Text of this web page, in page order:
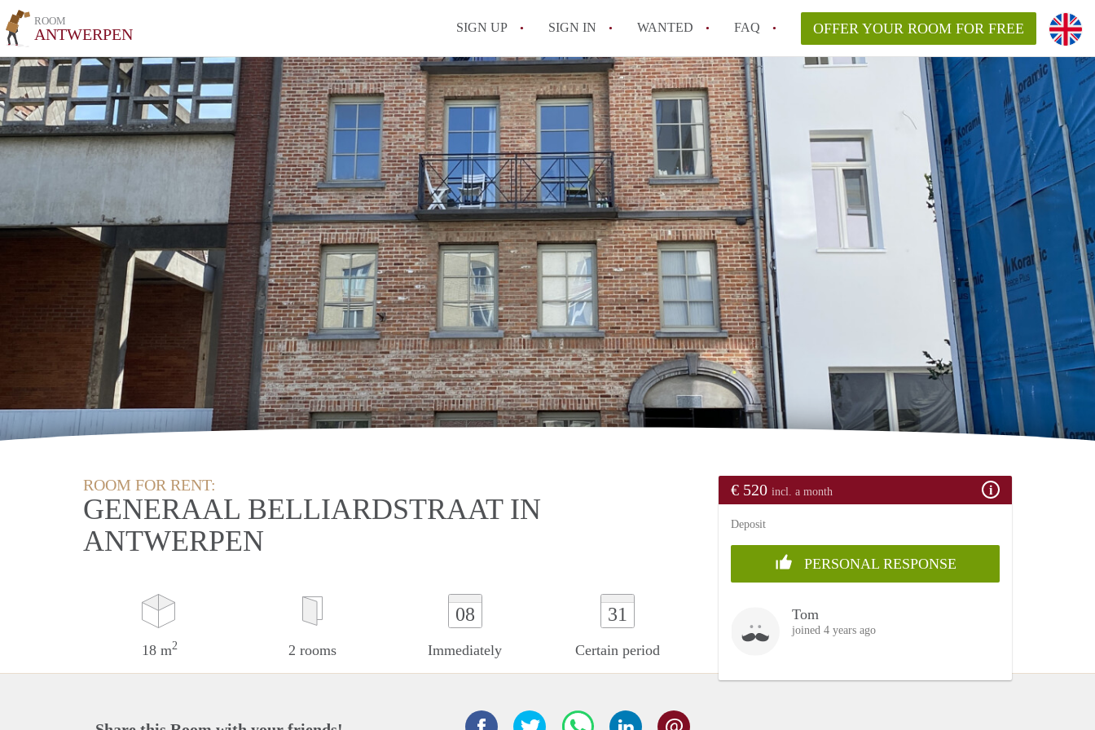
ROOM
ANTWERPEN SIGN UP SIGN IN WANTED FAQ
All FAQs
OFFER YOUR ROOM FOR FREE
ROOM FOR RENT:
GENERAAL BELLIARDSTRAAT IN
ANTWERPEN
18 m2 2 rooms
08
Immediately
31
Certain period
€ 520 incl. a month
Deposit
PERSONAL RESPONSE
Tom
joined 4 years ago